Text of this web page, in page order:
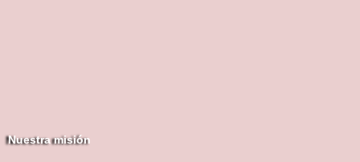
Nuestra misión